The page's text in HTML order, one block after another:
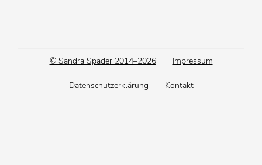
Footer© Sandra Späder 2014–2026 Impressum
Datenschutzerklärung Kontakt